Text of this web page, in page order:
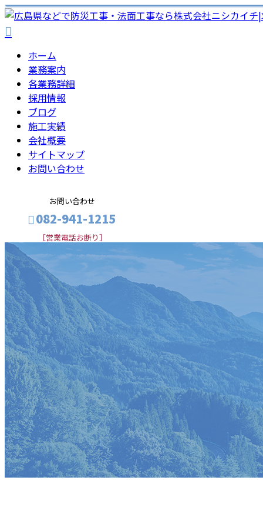
ホーム
業務案内
各業務詳細
採用情報
ブログ
施工実績
会社概要
サイトマップ
お問い合わせ
お問い合わせ
082-941-1215
［営業電話お断り］
メールフォーム